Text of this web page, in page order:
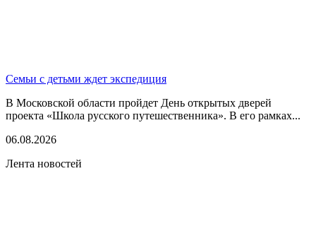
Семьи с детьми ждет экспедиция
В Московской области пройдет День открытых дверей
проекта «Школа русского путешественника». В его рамках...
06.08.2026
Лента новостей